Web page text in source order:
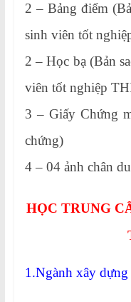
2 – Bảng điểm
sinh viên tốt
2 – Học bạ (Bản
viên tốt nghiệp
3 – Giấy Chứng
chứng)
4 – 04 ảnh chân
HỌC TRUNG
1.Ngành xây dựng